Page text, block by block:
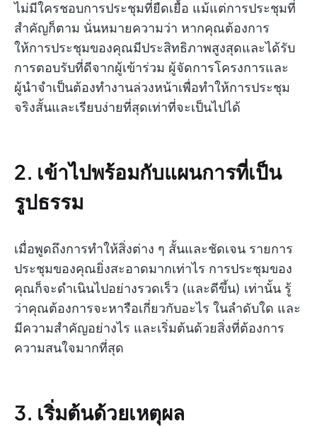
ไม่มีใครชอบการประชุมที่ยืดเยื้อ แม้แต่การประชุมที่
สำคัญก็ตาม นั่นหมายความว่า หากคุณต้องการ
ให้การประชุมของคุณมีประสิทธิภาพสูงสุดและได้รับ
การตอบรับที่ดีจากผู้เข้าร่วม ผู้จัดการโครงการและ
ผู้นำจำเป็นต้องทำงานล่วงหน้าเพื่อทำให้การประชุม
จริงสั้นและเรียบง่ายที่สุดเท่าที่จะเป็นไปได้
2. เข้าไปพร้อมกับแผนการที่เป็น
รูปธรรม
เมื่อพูดถึงการทำให้สิ่งต่าง ๆ สั้นและชัดเจน รายการ
ประชุมของคุณยิ่งสะอาดมากเท่าไร การประชุมของ
คุณก็จะดำเนินไปอย่างรวดเร็ว (และดีขึ้น) เท่านั้น รู้
ว่าคุณต้องการจะหารือเกี่ยวกับอะไร ในลำดับใด และ
มีความสำคัญอย่างไร และเริ่มต้นด้วยสิ่งที่ต้องการ
ความสนใจมากที่สุด
3. เริ่มต้นด้วยเหตุผล